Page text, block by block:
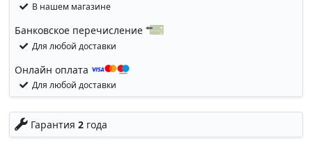
В нашем магазине
Банковское перечисление
Для любой доставки
Онлайн оплата
Для любой доставки
Гарантия 2года